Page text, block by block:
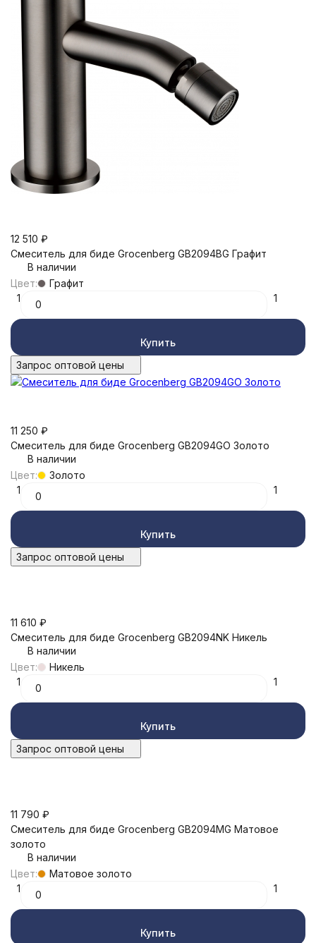
12 510 ₽
Смеситель для биде Grocenberg GB2094BG Графит
В наличии
Цвет:
Графит
1
1
Купить
Запрос оптовой цены
11 250 ₽
Смеситель для биде Grocenberg GB2094GO Золото
В наличии
Цвет:
Золото
1
1
Купить
Запрос оптовой цены
11 610 ₽
Смеситель для биде Grocenberg GB2094NK Никель
В наличии
Цвет:
Никель
1
1
Купить
Запрос оптовой цены
11 790 ₽
Смеситель для биде Grocenberg GB2094MG Матовое
золото
В наличии
Цвет:
Матовое золото
1
1
Купить